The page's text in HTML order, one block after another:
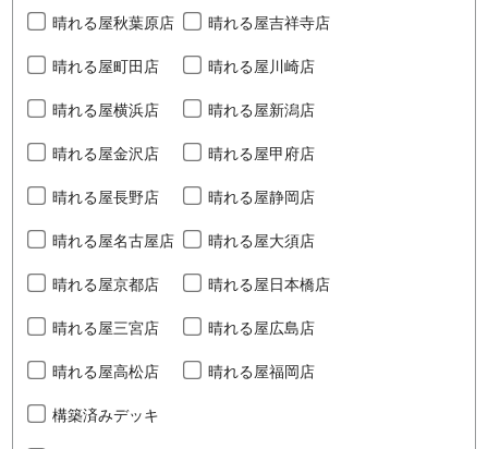
晴れる屋秋葉原店 晴れる屋吉祥寺店
晴れる屋町田店 晴れる屋川崎店
晴れる屋横浜店 晴れる屋新潟店
晴れる屋金沢店 晴れる屋甲府店
晴れる屋長野店 晴れる屋静岡店
晴れる屋名古屋店 晴れる屋大須店
晴れる屋京都店 晴れる屋日本橋店
晴れる屋三宮店 晴れる屋広島店
晴れる屋高松店 晴れる屋福岡店
構築済みデッキ